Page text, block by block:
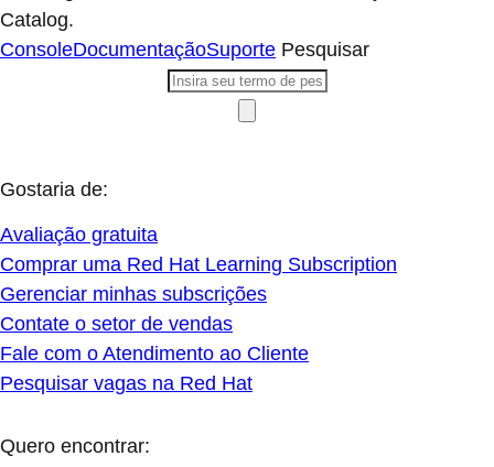
Catalog.
ConsoleDocumentaçãoSuporte Pesquisar
Gostaria de:
Avaliação gratuita
Comprar uma Red Hat Learning Subscription
Gerenciar minhas subscrições
Contate o setor de vendas
Fale com o Atendimento ao Cliente
Pesquisar vagas na Red Hat
Quero encontrar: